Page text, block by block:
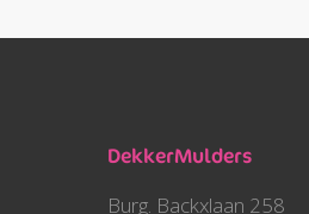
DekkerMulders
Burg. Backxlaan 258